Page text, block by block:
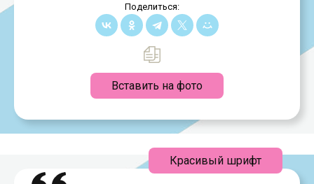
Поделиться:
Вставить на фото
Красивый шрифт